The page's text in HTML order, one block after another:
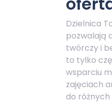
Dzielnica
pozwalają
twórczy i
to tylko
wsparciu
zajęciach
do